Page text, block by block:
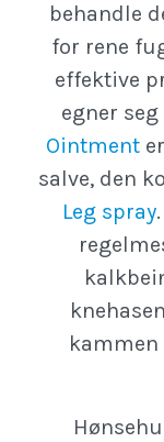
behandle
for rene
effektive
egner
Ointment
salve, den
Leg spray
kammen